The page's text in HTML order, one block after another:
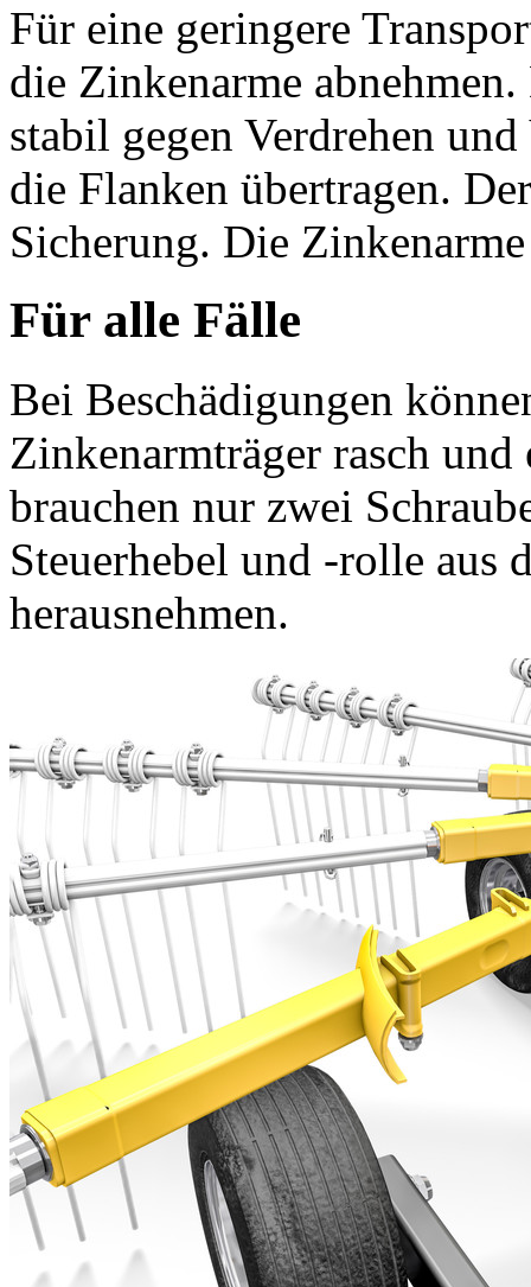
Für eine geringere
die Zinkenarme
stabil gegen Verdrehen
die Flanken übertragen.
Sicherung. Die
Für alle Fälle
Bei Beschädigungen
Zinkenarmträger rasch und
brauchen nur zwei
Steuerhebel und -rolle aus
herausnehmen.